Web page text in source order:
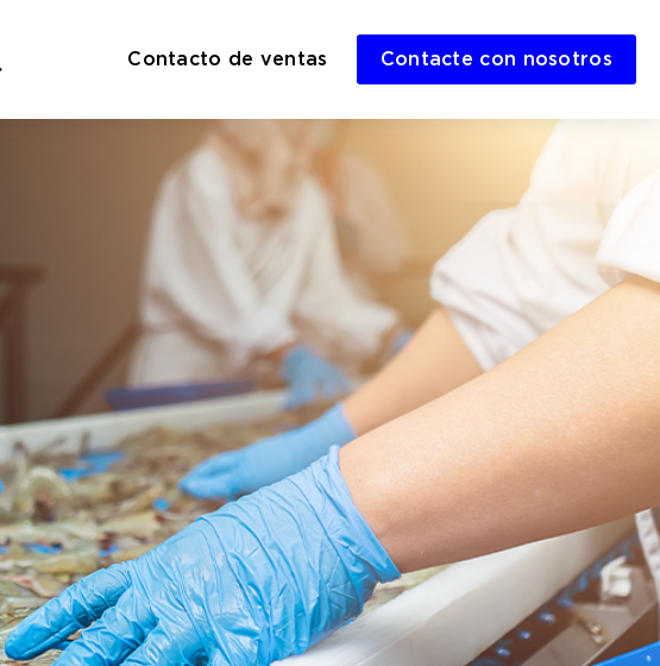
search
Contacto de ventas Contacte con nosotros